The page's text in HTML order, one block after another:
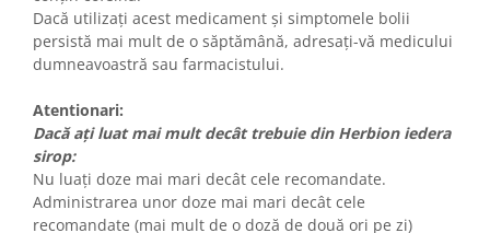
Dacă utilizați acest medicament și simptomele bolii
persistă mai mult de o săptămână, adresați-vă medicului
dumneavoastră sau farmacistului.
Atentionari:
Dacă ați luat mai mult decât trebuie din Herbion iedera
sirop:
Nu luați doze mai mari decât cele recomandate.
Administrarea unor doze mai mari decât cele
recomandate (mai mult de o doză de două ori pe zi)